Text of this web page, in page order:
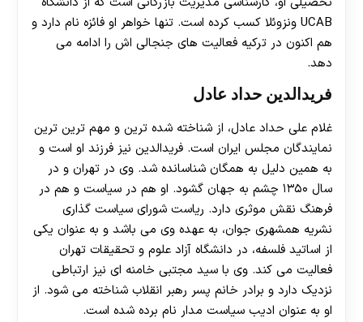
UCAB ونزوئلا کسب کرده است. تنها خواهر او فائزه نام دارد و
هم اکنون در ترکیه فعالیت های جنجالی اش را ادامه می
دهد.
فریدالدین حداد عادل
غلام علی حداد عادل، از شناخته شده ترین و مهم ترین ترین
نمایندگان مجلس ایران است. فریدالدین نیز فرزند او است و
به همین دلیل به همگان شناسانده شد. وی در تهران و در
سال ۱۳۵۰ چشم به جهان گشود. او هم در سیاست و هم در
فرهنگ نقش موثری دارد. ریاست شورای سیاست گذاری
نشریه همشهری جوان، به عهده وی می باشد و به عنوان یکی
از اساتید فلسفه، در دانشگاه آزاد علوم و تحقیقات تهران
فعالیت می کند. وی با سید مجتبی خامنه ای نیز ارتباطی
نزدیک دارد و برادر خانم پسر رهبر انقلاب شناخته می شود. از
او به عنوان ادیب سیاست مدار نام برده شده است.